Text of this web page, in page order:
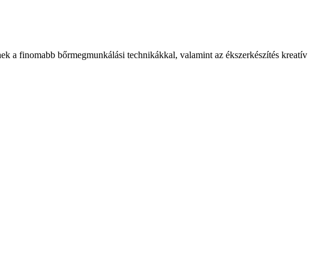
a finomabb bőrmegmunkálási technikákkal, valamint az ékszerkészítés kreatív